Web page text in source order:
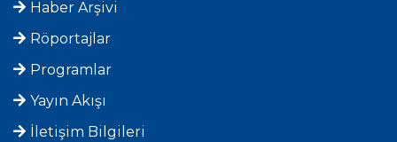
Haber Arşivi
Röportajlar
Programlar
Yayın Akışı
İletişim Bilgileri